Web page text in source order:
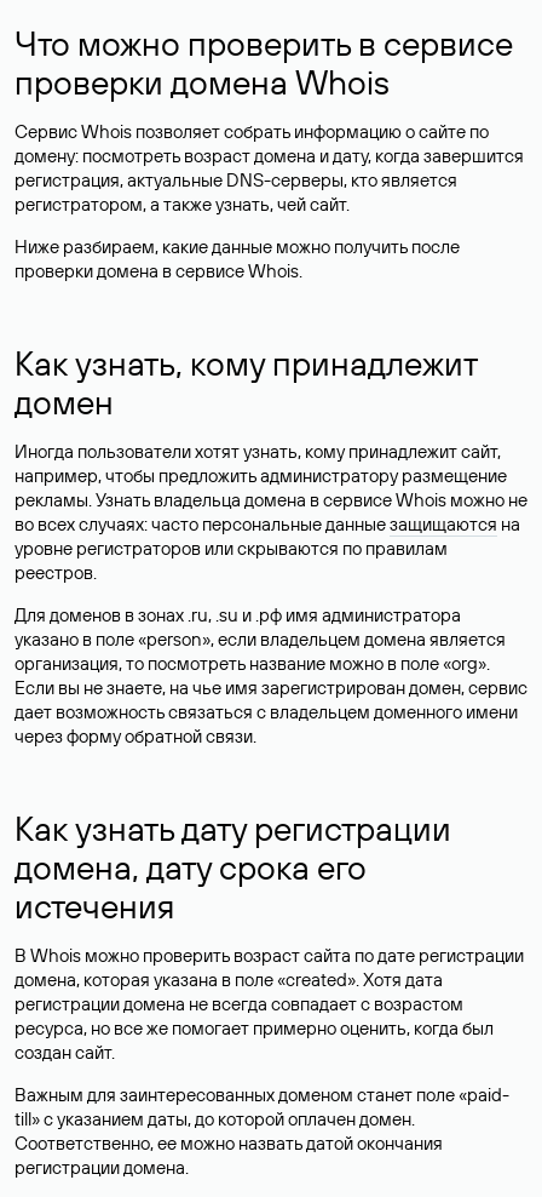
Что можно проверить в сервисе
проверки домена Whois
Сервис Whois позволяет собрать информацию о сайте по
домену: посмотреть возраст домена и дату, когда завершится
регистрация, актуальные DNS-серверы, кто является
регистратором, а также узнать, чей сайт.
Ниже разбираем, какие данные можно получить после
проверки домена в сервисе Whois.
Как узнать, кому принадлежит
домен
Иногда пользователи хотят узнать, кому принадлежит сайт,
например, чтобы предложить администратору размещение
рекламы. Узнать владельца домена в сервисе Whois можно не
во всех случаях: часто персональные данныезащищаются на
уровне регистраторов или скрываются по правилам
реестров.
Для доменов в зонах .ru, .su и .рф имя администратора
указано в поле «person», если владельцем домена является
организация, то посмотреть название можно в поле «org».
Если вы не знаете, на чье имя зарегистрирован домен, сервис
дает возможность связаться с владельцем доменного имени
через форму обратной связи.
Как узнать дату регистрации
домена, дату срока его
истечения
В Whois можно проверить возраст сайта по дате регистрации
домена, которая указана в поле «created». Хотя дата
регистрации домена не всегда совпадает с возрастом
ресурса, но все же помогает примерно оценить, когда был
создан сайт.
Важным для заинтересованных доменом станет поле «paid-
till» с указанием даты, до которой оплачен домен.
Соответственно, ее можно назвать датой окончания
регистрации домена.